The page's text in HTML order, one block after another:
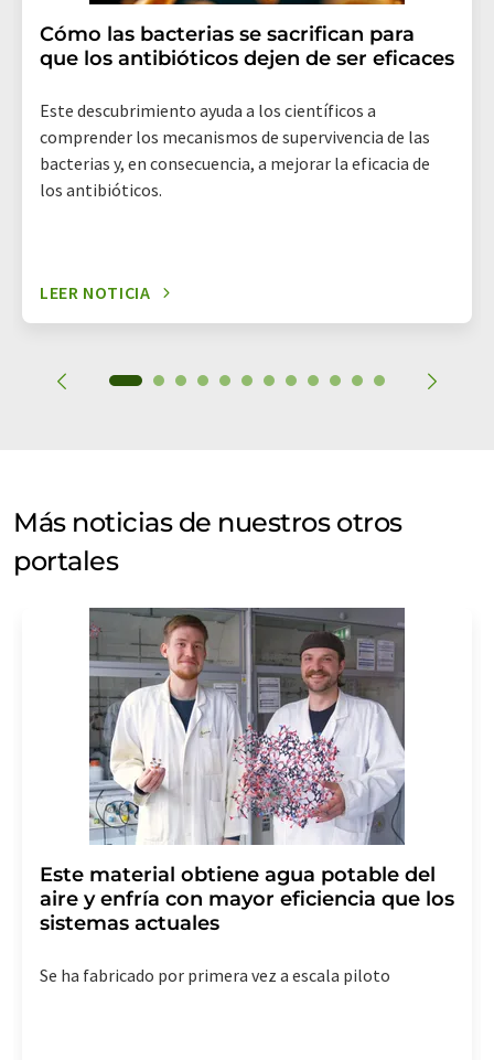
Cómo las bacterias se sacrifican para
que los antibióticos dejen de ser eficaces
Este descubrimiento ayuda a los científicos a
comprender los mecanismos de supervivencia de las
bacterias y, en consecuencia, a mejorar la eficacia de
los antibióticos.
LEER NOTICIA
Más noticias de nuestros otros
portales
Este material obtiene agua potable del
aire y enfría con mayor eficiencia que los
sistemas actuales
Se ha fabricado por primera vez a escala piloto